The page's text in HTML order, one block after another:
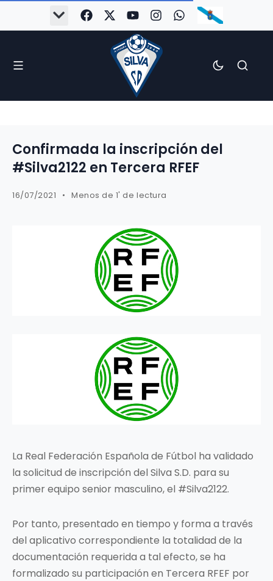
Confirmada la inscripción del
#Silva2122 en Tercera RFEF
16/07/2021 Menos de 1' de lectura
La Real Federación Española de Fútbol ha validado
la solicitud de inscripción del Silva S.D. para su
primer equipo senior masculino, el #Silva2122.
Por tanto, presentado en tiempo y forma a través
del aplicativo correspondiente la totalidad de la
documentación requerida a tal efecto, se ha
formalizado su participación en Tercera RFEF por